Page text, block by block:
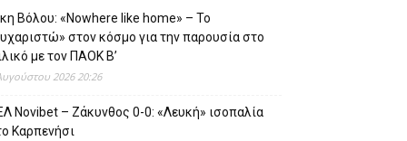
Βόλου: «Nowhere like home» – Το
στον κόσμο για την παρουσία στο
με τον ΠΑΟΚ Β’
2026 20:26
Novibet – Ζάκυνθος 0-0: «Λευκή» ισοπαλία
Καρπενήσι